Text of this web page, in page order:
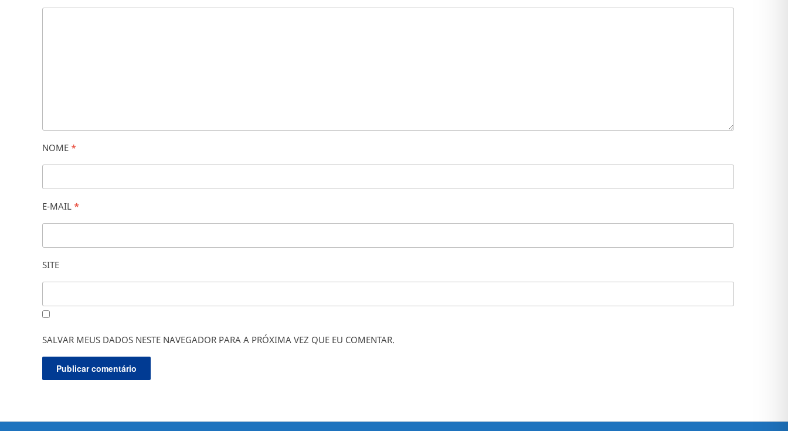
NOME *
E-MAIL *
SITE
SALVAR MEUS DADOS NESTE NAVEGADOR PARA A PRÓXIMA VEZ QUE EU COMENTAR.